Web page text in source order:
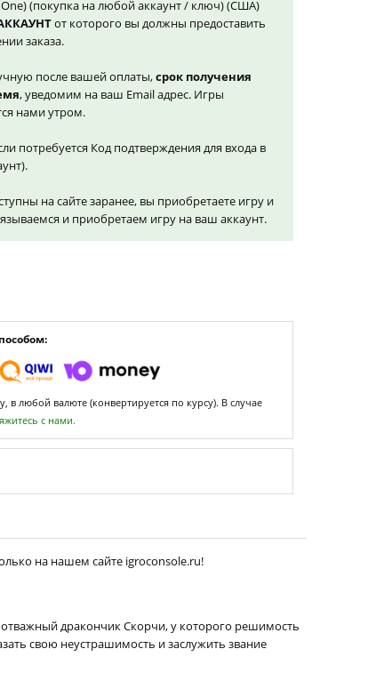
(покупка на любой аккаунт / ключ) (США)
от которого вы должны предоставить
заказа.
после вашей оплаты,срок получения
, уведомим на ваш Email адрес. Игры
нами утром.
потребуется Код подтверждения для входа в
на сайте заранее, вы приобретаете игру и
и приобретаем игру на ваш аккаунт.
любой валюте (конвертируется по курсу). В случае
с нами.
на нашем сайте igroconsole.ru!
дракончик Скорчи, у которого решимость
свою неустрашимость и заслужить звание